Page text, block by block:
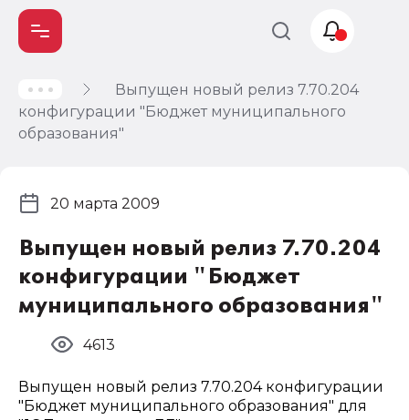
Выпущен новый релиз 7.70.204
конфигурации "Бюджет муниципального
образования"
Выпущен новый релиз 7.70.204
конфигурации "Бюджет
муниципального образования"
20 марта 2009
4613
Выпущен новый релиз 7.70.204 конфигурации
"Бюджет муниципального образования" для
Учет и
налогообложение